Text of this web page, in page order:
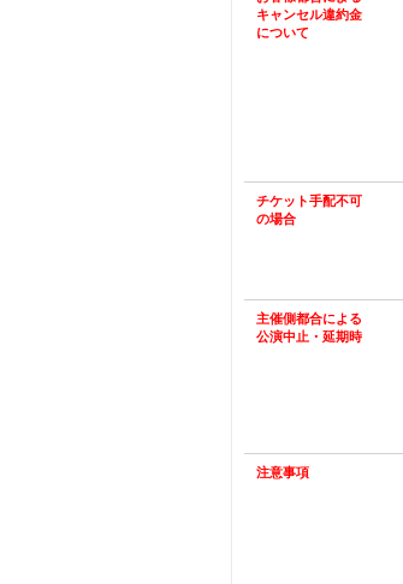
キャンセル違約金
について
チケット手配不可
の場合
主催側都合による
公演中止・延期時
注意事項